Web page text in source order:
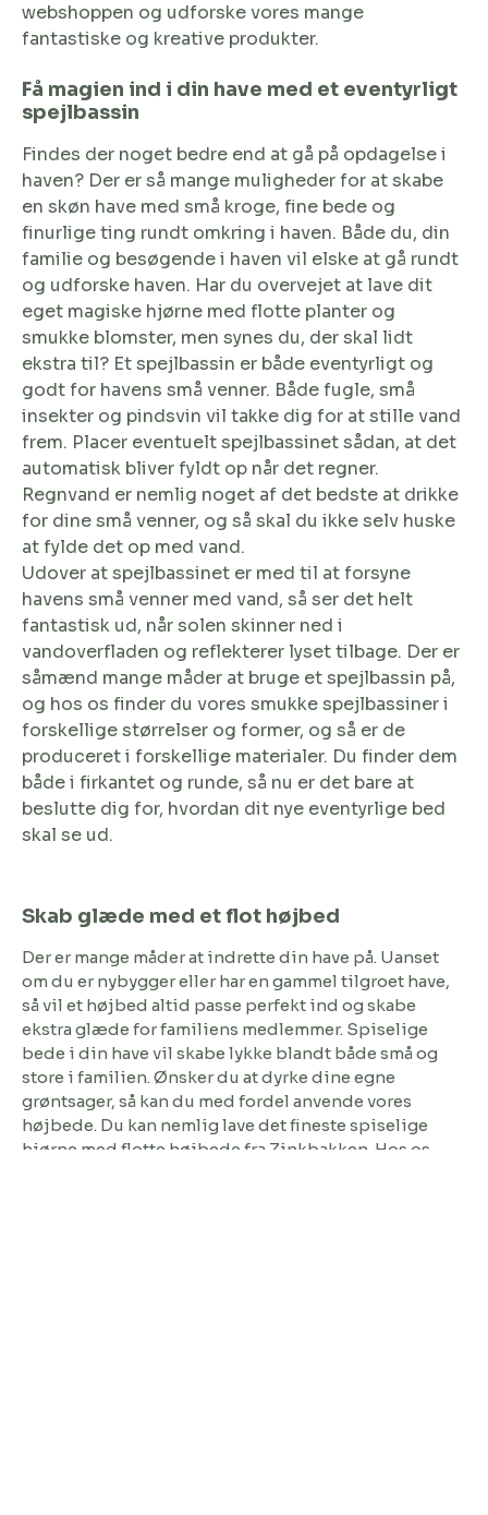
webshoppen og udforske vores mange
fantastiske og kreative produkter.
Få magien ind i din have med et eventyrligt
spejlbassin
Findes der noget bedre end at gå på opdagelse i
haven? Der er så mange muligheder for at skabe
en skøn have med små kroge, fine bede og
finurlige ting rundt omkring i haven. Både du, din
familie og besøgende i haven vil elske at gå rundt
og udforske haven. Har du overvejet at lave dit
eget magiske hjørne med flotte planter og
smukke blomster, men synes du, der skal lidt
ekstra til? Et spejlbassin er både eventyrligt og
godt for havens små venner. Både fugle, små
insekter og pindsvin vil takke dig for at stille vand
frem. Placer eventuelt spejlbassinet sådan, at det
automatisk bliver fyldt op når det regner.
Regnvand er nemlig noget af det bedste at drikke
for dine små venner, og så skal du ikke selv huske
at fylde det op med vand.
Udover at spejlbassinet er med til at forsyne
havens små venner med vand, så ser det helt
fantastisk ud, når solen skinner ned i
vandoverfladen og reflekterer lyset tilbage. Der er
såmænd mange måder at bruge et spejlbassin på,
og hos os finder du vores smukke spejlbassiner i
forskellige størrelser og former, og så er de
produceret i forskellige materialer. Du finder dem
både i firkantet og runde, så nu er det bare at
beslutte dig for, hvordan dit nye eventyrlige bed
skal se ud.
Skab glæde med et flot højbed
Der er mange måder at indrette din have på. Uanset
om du er nybygger eller har en gammel tilgroet have,
så vil et højbed altid passe perfekt ind og skabe
ekstra glæde for familiens medlemmer. Spiselige
bede i din have vil skabe lykke blandt både små og
store i familien. Ønsker du at dyrke dine egne
grøntsager, så kan du med fordel anvende vores
højbede. Du kan nemlig lave det fineste spiselige
hjørne med flotte højbede fra Zinkbakken. Hos os